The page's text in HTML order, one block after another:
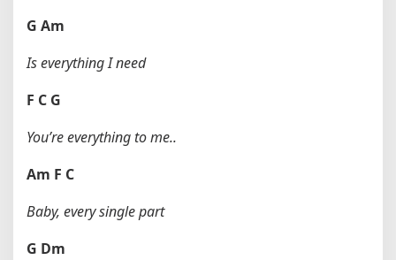
G Am
Is everything I need
F C G
You’re everything to me..
Am F C
Baby, every single part
G Dm